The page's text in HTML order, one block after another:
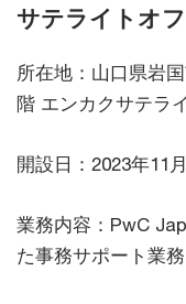
サテライトオ
所在地：山口県岩
階 エンカクサテラ
開設日：2023年11
業務内容：PwC
た事務サポート業務